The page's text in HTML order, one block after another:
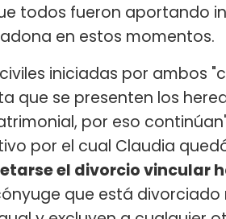
todos fueron aportando
en estos momentos.
iniciadas por ambos
que se presenten los
por eso
por el cual Claudia
el divorcio vincular
que está divorciado